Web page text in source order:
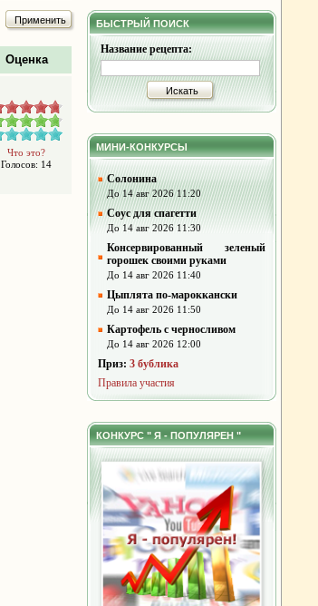
Применить
Оценка
Что это?
Голосов: 14
БЫСТРЫЙ ПОИСК
Название рецепта:
Искать
МИНИ-КОНКУРСЫ
Солонина
До 14 авг 2026 11:20
Соус для спагетти
До 14 авг 2026 11:30
Консервированный зеленый
горошек своими руками
До 14 авг 2026 11:40
Цыплята по-мароккански
До 14 авг 2026 11:50
Картофель с черносливом
До 14 авг 2026 12:00
Приз: 3 бублика
Правила участия
КОНКУРС " Я - ПОПУЛЯРЕН "